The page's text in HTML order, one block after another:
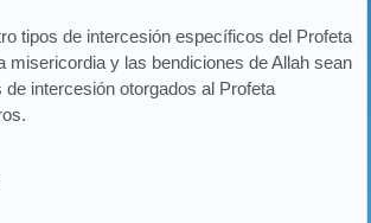
tipos de intercesión específicos del Profeta
misericordia y las bendiciones de Allah sean
intercesión otorgados al Profeta